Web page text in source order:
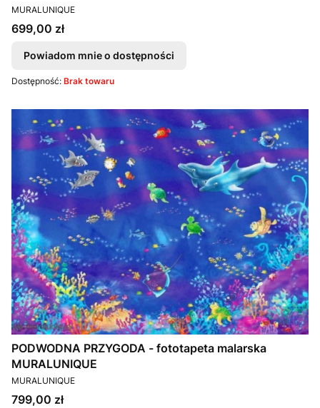
PRODUCENT
MURALUNIQUE
Cena
699,00 zł
Powiadom mnie o dostępności
Dostępność: Brak towaru
PODWODNA PRZYGODA - fototapeta malarska
MURALUNIQUE
PRODUCENT
MURALUNIQUE
Cena
799,00 zł